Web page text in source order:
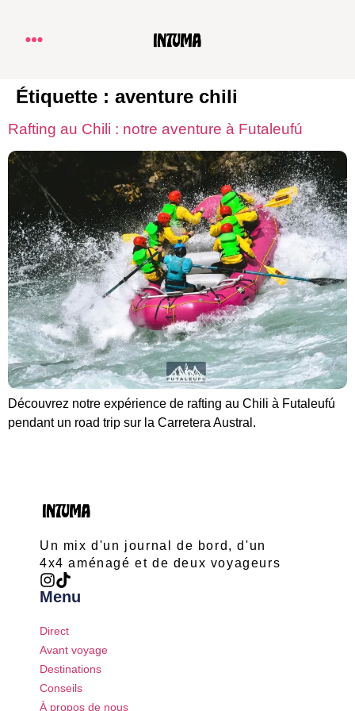
Étiquette : aventure chili
Rafting au Chili : notre aventure à Futaleufú
Découvrez notre expérience de rafting au Chili à Futaleufú
pendant un road trip sur la Carretera Austral.
Un mix d'un journal de bord, d'un
4x4 aménagé et de deux voyageurs
Menu
Direct
Avant voyage
Destinations
Conseils
À propos de nous